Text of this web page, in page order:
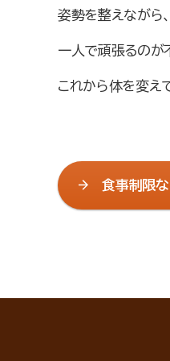
姿勢を整えながら
一人で頑張るのが
これから体を変え
食事制限